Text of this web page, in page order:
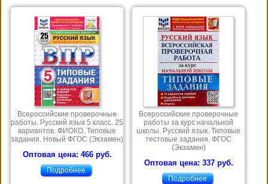
Всероссийские проверочные
работы. Русский язык 5 класс. 25
вариантов. ФИОКО. Типовые
задания. Новый ФГОС (Экзамен)
Оптовая цена: 466 руб.
Подробнее
Всероссийские проверочные
работы за курс начальной
школы. Русский язык. Типовые
тестовые задания. ФГОС
(Экзамен)
Оптовая цена: 337 руб.
Подробнее